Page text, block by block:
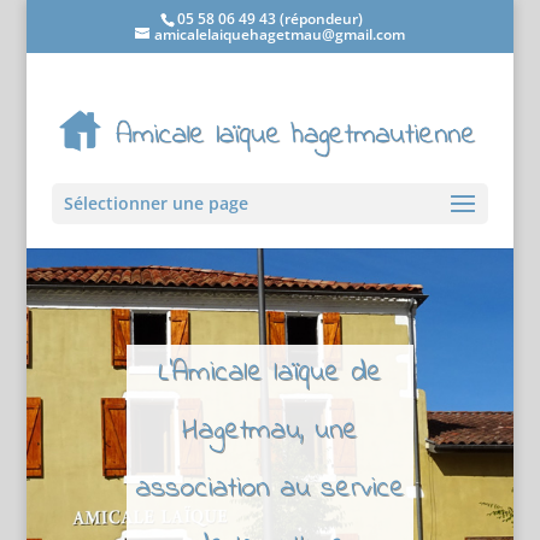
05 58 06 49 43 (répondeur)
amicalelaiquehagetmau@gmail.com
Sélectionner une page
L'Amicale laïque de
Hagetmau, une
association au service